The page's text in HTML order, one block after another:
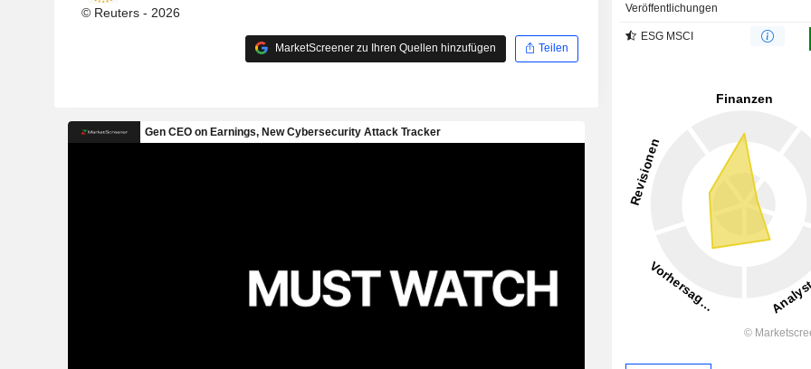
© Reuters - 2026
MarketScreener zu Ihren Quellen hinzufügen Teilen
Veröffentlichungen
ESG MSCI